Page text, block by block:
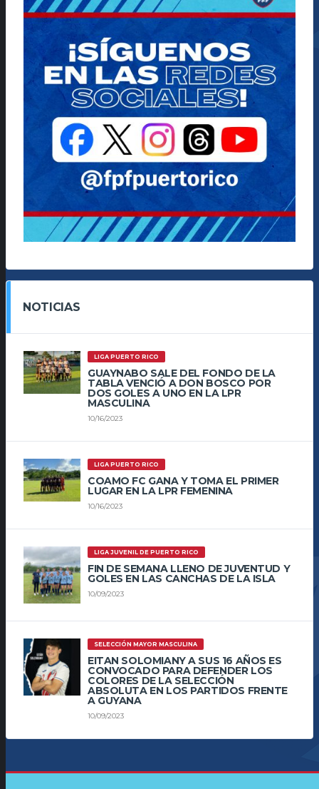
NOTICIAS
LIGA PUERTO RICO
GUAYNABO SALE DEL FONDO DE LA
TABLA VENCIÓ A DON BOSCO POR
DOS GOLES A UNO EN LA LPR
MASCULINA
10/16/2023
LIGA PUERTO RICO
COAMO FC GANA Y TOMA EL PRIMER
LUGAR EN LA LPR FEMENINA
10/16/2023
LIGA JUVENIL DE PUERTO RICO
FIN DE SEMANA LLENO DE JUVENTUD Y
GOLES EN LAS CANCHAS DE LA ISLA
10/09/2023
SELECCIÓN MAYOR MASCULINA
EITAN SOLOMIANY A SUS 16 AÑOS ES
CONVOCADO PARA DEFENDER LOS
COLORES DE LA SELECCIÓN
ABSOLUTA EN LOS PARTIDOS FRENTE
A GUYANA
10/09/2023